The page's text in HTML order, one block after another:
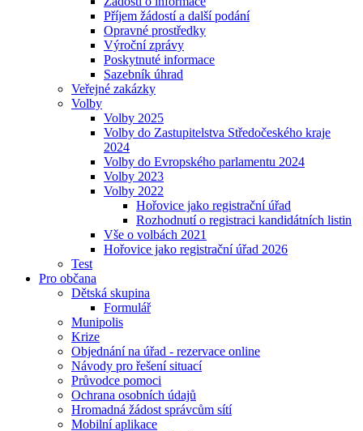
Příjem žádostí a další podání
Opravné prostředky
Výroční zprávy
Poskytnuté informace
Sazebník úhrad
Veřejné zakázky
Volby
Volby 2025
Volby do Zastupitelstva Středočeského kraje
2024
Volby do Evropského parlamentu 2024
Volby 2023
Volby 2022
Hořovice jako registrační úřad
Rozhodnutí o registraci kandidátních listin
Vše o volbách 2021
Hořovice jako registrační úřad 2026
Test
Pro občana
Dětská skupina
Formulář
Munipolis
Krize
Objednání na úřad - rezervace online
Návody pro řešení situací
Průvodce pomoci
Ochrana osobních údajů
Hromadná žádost správcům sítí
Mobilní aplikace